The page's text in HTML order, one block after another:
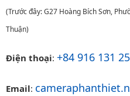
(Trước đây: G27 Hoàng Bích Sơn,
Thuận)
Điện thoại: +84 916 131
Email: